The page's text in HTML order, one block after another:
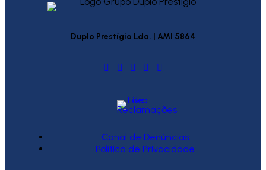
Duplo Prestígio Lda. | AMI 5864
Canal de Denúncias
Política de Privacidade